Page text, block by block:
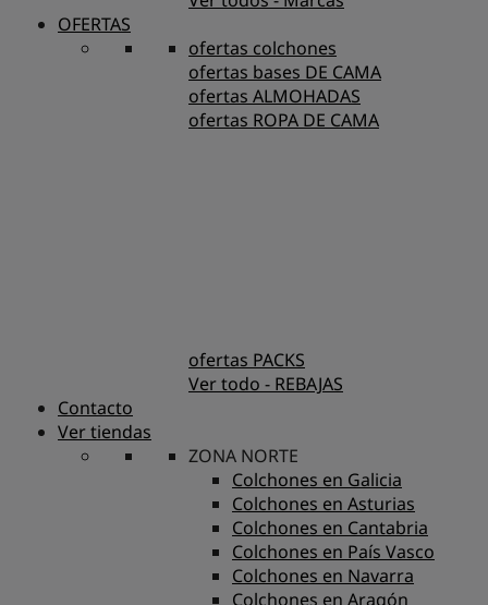
OFERTAS
ofertas colchones
ofertas bases DE CAMA
ofertas ALMOHADAS
ofertas ROPA DE CAMA
ofertas PACKS
Ver todo - REBAJAS
Contacto
Ver tiendas
ZONA NORTE
Colchones en Galicia
Colchones en Asturias
Colchones en Cantabria
Colchones en País Vasco
Colchones en Navarra
Colchones en Aragón